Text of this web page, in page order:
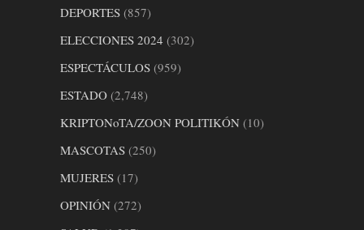
DEPORTES (857)
ELECCIONES 2024 (302)
ESPECTÁCULOS (959)
ESTADO (2,748)
KRIPTONoTA/ZOON POLITIKÓN (10)
MASCOTAS (250)
MUJERES (17)
OPINIÓN (272)